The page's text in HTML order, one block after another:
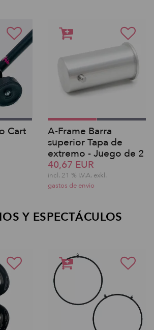
Cart
A-Frame Barra
superior Tapa de
extremo - Juego de 2
40,67 EUR
incl. 21 % I.V.A. exkl.
gastos de envio
Y ESPECTÁCULOS